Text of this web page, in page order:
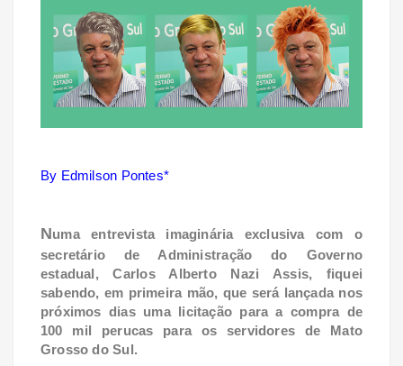
By Edmilson Pontes*
Numa entrevista imaginária exclusiva com o
secretário de Administração do Governo
estadual, Carlos Alberto Nazi Assis, fiquei
sabendo, em primeira mão, que será lançada nos
próximos dias uma licitação para a compra de
100 mil perucas para os servidores de Mato
Grosso do Sul.